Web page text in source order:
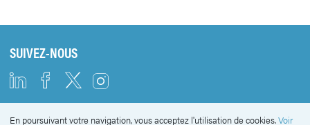
SUIVEZ-NOUS
En poursuivant votre navigation, vous acceptez l'utilisation de cookies.Voir